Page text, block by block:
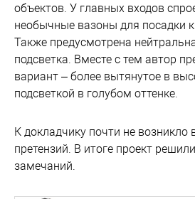
объектов. У главных входов
необычные вазоны для посадки
Также предусмотрена
подсветка. Вместе с тем автор
вариант – более вытянутое в
подсветкой в голубом оттенке.
К докладчику почти не возникло
претензий. В итоге проект
замечаний.